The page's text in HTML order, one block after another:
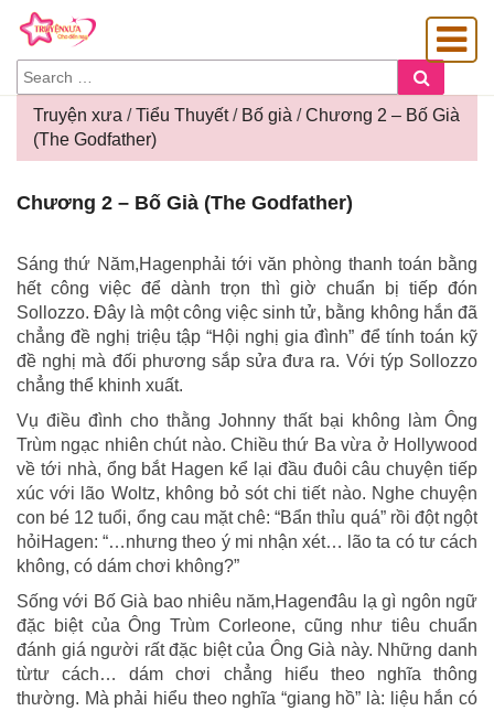
SEARCH
FOR:
Truyện xưa /Tiểu Thuyết/ Bố già /Chương 2 – Bố Già
(The Godfather)
2
Bố
Già
(The
Godfather)
Chương 2 – Bố Già (The Godfather)
Sáng thứ Năm,Hagenphải tới văn phòng thanh toán bằng
hết công việc để dành trọn thì giờ chuẩn bị tiếp đón
Sollozzo. Đây là một công việc sinh tử, bằng không hắn đã
chẳng đề nghị triệu tập “Hội nghị gia đình” để tính toán kỹ
đề nghị mà đối phương sắp sửa đưa ra. Với týp Sollozzo
chẳng thể khinh xuất.
Vụ điều đình cho thằng Johnny thất bại không làm Ông
Trùm ngạc nhiên chút nào. Chiều thứ Ba vừa ở Hollywood
về tới nhà, ổng bắt Hagen kể lại đầu đuôi câu chuyện tiếp
xúc với lão Woltz, không bỏ sót chi tiết nào. Nghe chuyện
con bé 12 tuổi, ổng cau mặt chê: “Bẩn thỉu quá” rồi đột ngột
hỏiHagen: “…nhưng theo ý mi nhận xét… lão ta có tư cách
không, có dám chơi không?”
Sống với Bố Già bao nhiêu năm,Hagenđâu lạ gì ngôn ngữ
đặc biệt của Ông Trùm Corleone, cũng như tiêu chuẩn
đánh giá người rất đặc biệt của Ông Già này. Những danh
từtư cách… dám chơi chẳng hiểu theo nghĩa thông
thường. Mà phải hiểu theo nghĩa “giang hồ” là: liệu hắn có